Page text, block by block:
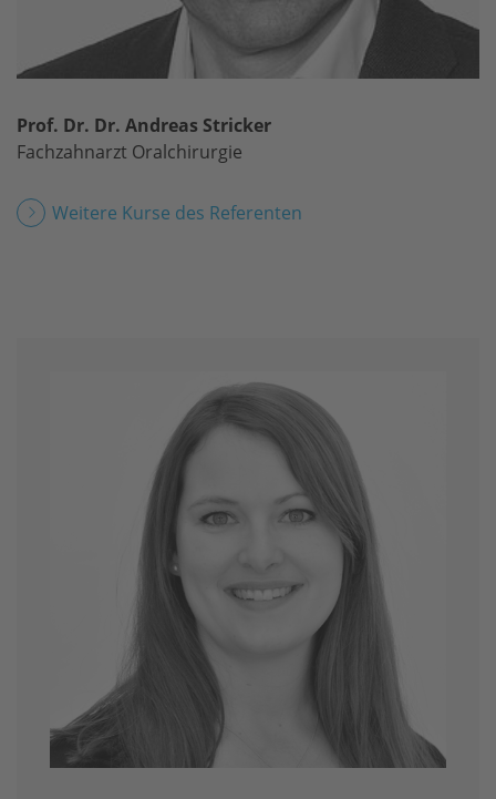
Prof. Dr. Dr. Andreas Stricker
Fachzahnarzt Oralchirurgie
Weitere Kurse des Referenten